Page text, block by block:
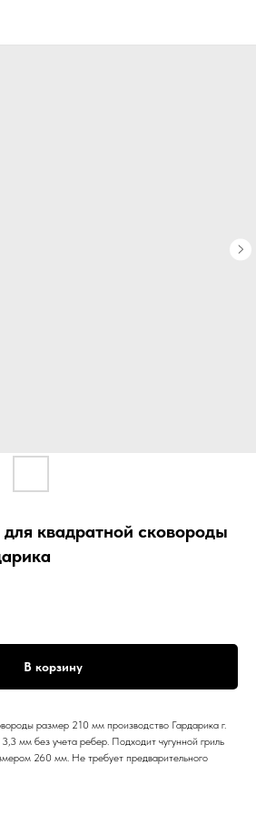
квадратной сковороды
В корзину
размер 210 мм производство Гардарика г.
мм без учета ребер. Подходит чугунной гриль
260 мм. Не требует предварительного